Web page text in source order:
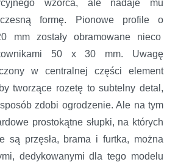
wzorca, ale nadaje mu
formę. Pionowe profile o
mm zostały obramowane nieco
50 x 30 mm. Uwagę
w centralnej części element
tworzące rozetę to subtelny detal,
zdobi ogrodzenie. Ale na tym
prostokątne słupki, na których
są przęsła, brama i furtka, można
dedykowanymi dla tego modelu